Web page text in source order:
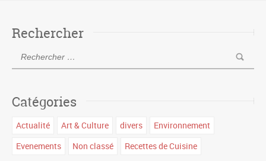
Rechercher
Catégories
Actualité Art & Culture divers
Environnement
Evenements
Non classé Recettes de Cuisine